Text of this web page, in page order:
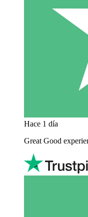
Hace 1 día
Great Good